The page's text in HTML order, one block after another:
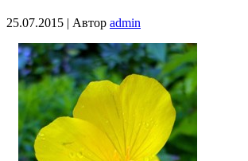
25.07.2015 | Автор admin